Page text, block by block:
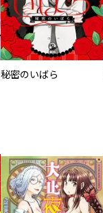
秘密のいばら